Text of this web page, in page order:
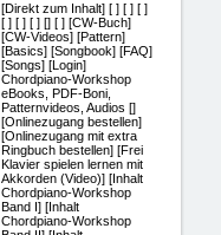
[Direkt zum Inhalt] [ ] [ ] [ ]
[ ] [ ] [ ] [] [ ] [CW-Buch]
[CW-Videos] [Pattern]
[Basics] [Songbook] [FAQ]
[Songs] [Login]
Chordpiano-Workshop
eBooks, PDF-Boni,
Patternvideos, Audios []
[Onlinezugang bestellen]
[Onlinezugang mit extra
Ringbuch bestellen] [Frei
Klavier spielen lernen mit
Akkorden (Video)] [Inhalt
Chordpiano-Workshop
Band I] [Inhalt
Chordpiano-Workshop